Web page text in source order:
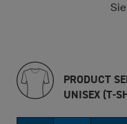
PRODUCT
UNISEX (T-